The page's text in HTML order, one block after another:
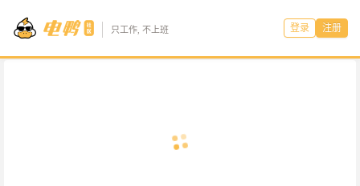
只工作, 不上班 登录 注册